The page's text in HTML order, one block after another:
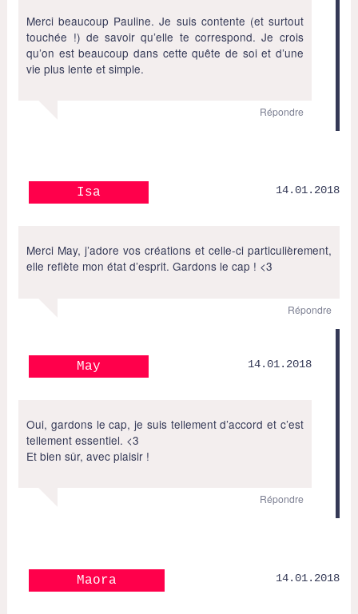
Merci beaucoup Pauline. Je suis contente (et surtout
touchée !) de savoir qu’elle te correspond. Je crois
qu’on est beaucoup dans cette quête de soi et d’une
vie plus lente et simple.
Répondre
Isa 14.01.2018
Merci May, j’adore vos créations et celle-ci particulièrement,
elle reflète mon état d’esprit. Gardons le cap ! <3
Répondre
May 14.01.2018
Oui, gardons le cap, je suis tellement d’accord et c’est
tellement essentiel. <3
Et bien sûr, avec plaisir !
Répondre
Maora 14.01.2018